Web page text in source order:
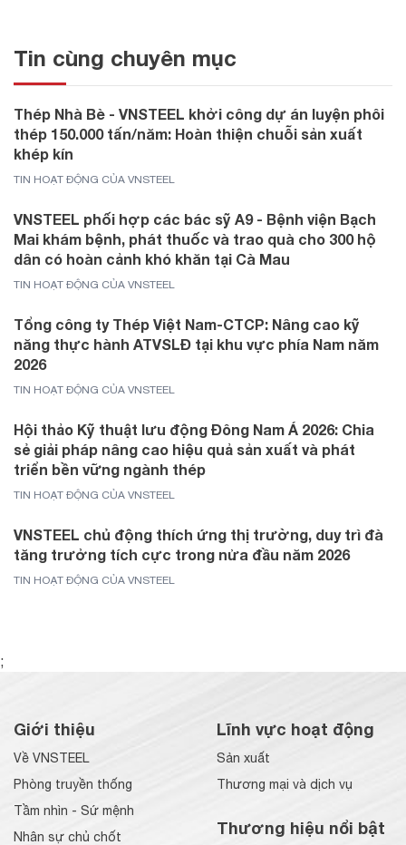
Tin cùng chuyên mục
Thép Nhà Bè - VNSTEEL khởi công dự án luyện phôi
thép 150.000 tấn/năm: Hoàn thiện chuỗi sản xuất
khép kín
TIN HOẠT ĐỘNG CỦA VNSTEEL
VNSTEEL phối hợp các bác sỹ A9 - Bệnh viện Bạch
Mai khám bệnh, phát thuốc và trao quà cho 300 hộ
dân có hoàn cảnh khó khăn tại Cà Mau
TIN HOẠT ĐỘNG CỦA VNSTEEL
Tổng công ty Thép Việt Nam-CTCP: Nâng cao kỹ
năng thực hành ATVSLĐ tại khu vực phía Nam năm
2026
TIN HOẠT ĐỘNG CỦA VNSTEEL
Hội thảo Kỹ thuật lưu động Đông Nam Á 2026: Chia
sẻ giải pháp nâng cao hiệu quả sản xuất và phát
triển bền vững ngành thép
TIN HOẠT ĐỘNG CỦA VNSTEEL
VNSTEEL chủ động thích ứng thị trường, duy trì đà
tăng trưởng tích cực trong nửa đầu năm 2026
TIN HOẠT ĐỘNG CỦA VNSTEEL
;
Giới thiệu
Về VNSTEEL
Phòng truyền thống
Tầm nhìn - Sứ mệnh
Nhân sự chủ chốt
Lĩnh vực hoạt động
Sản xuất
Thương mại và dịch vụ
Thương hiệu nổi bật